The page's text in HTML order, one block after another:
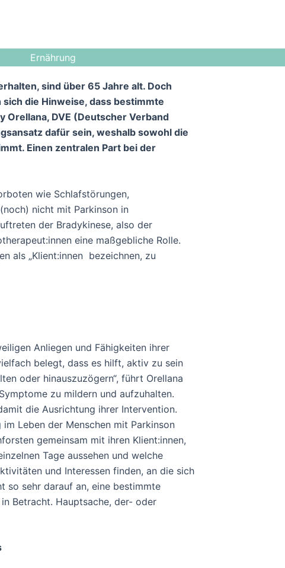
Ernährung
sind über 65 Jahre alt. Doch
die Hinweise, dass bestimmte
Orellana, DVE (Deutscher Verband
dafür sein, weshalb sowohl die
Einen zentralen Part bei der
wie Schlafstörungen,
nicht mit Parkinson in
der Bradykinese, also der
eine maßgebliche Rolle.
als „Klient:innen bezeichnen, zu
Anliegen und Fähigkeiten ihrer
belegt, dass es hilft, aktiv zu sein
oder hinauszuzögern“, führt Orellana
zu mildern und aufzuhalten.
die Ausrichtung ihrer Intervention.
Leben der Menschen mit Parkinson
gemeinsam mit ihren Klient:innen,
Tage aussehen und welche
und Interessen finden, an die sich
so sehr darauf an, eine bestimmte
Betracht. Hauptsache, der- oder